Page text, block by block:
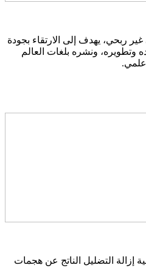
يهدف إلى الارتقاء بجودة
ونشره بلغات العالم
التضليل الناتج عن هجمات